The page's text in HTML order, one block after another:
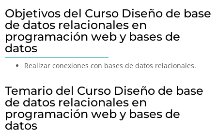
Objetivos del Curso Diseño de base
de datos relacionales en
programación web y bases de
datos
Realizar conexiones con bases de datos relacionales.
Temario del Curso Diseño de base
de datos relacionales en
programación web y bases de
datos